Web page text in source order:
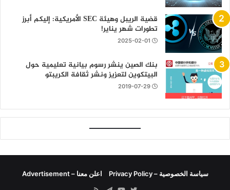
قضية الريبل وهيئة SEC الأمريكية: إليكم أبرز
تطورات شهر يناير!
2025-02-01
بنك الصين ينشر رسوم بيانية تعليمية حول
البيتكوين لتعزيز ونشر ثقافة الكريبتو
2019-07-29
سياسة الخصوصية – Privacy Policy اعلن معنا – Advertisement